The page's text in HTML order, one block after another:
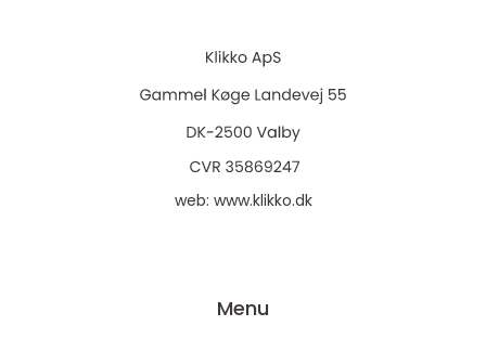
web: www.klikko.dk
Menu